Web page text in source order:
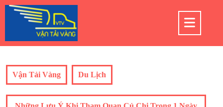
Skip
Vận Tải Vàng Du Lịch